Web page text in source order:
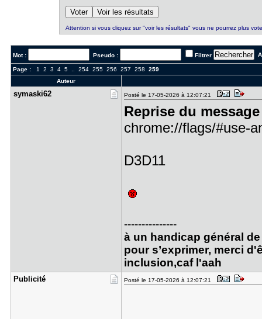
Attention si vous cliquez sur "voir les résultats" vous ne pourrez plus
Mot : Pseudo : Filtrer
Page : 1 2 3 4 5.. 254 255 256 257 258
259
Auteur
symaski62 Posté le 17-05-2026 à 12:07:21
Reprise du
chrome://flags/#use-
D3D11
---------------
à un handicap général
pour s’exprimer, merci
inclusion,caf l'aah
Publicité Posté le 17-05-2026 à 12:07:21